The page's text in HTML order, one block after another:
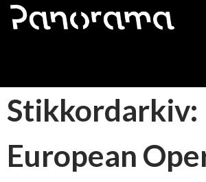
Søk
HOPP
Stikkordarkiv:
European